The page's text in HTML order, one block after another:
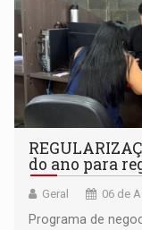
do ano para
Geral 06 de
Programa de